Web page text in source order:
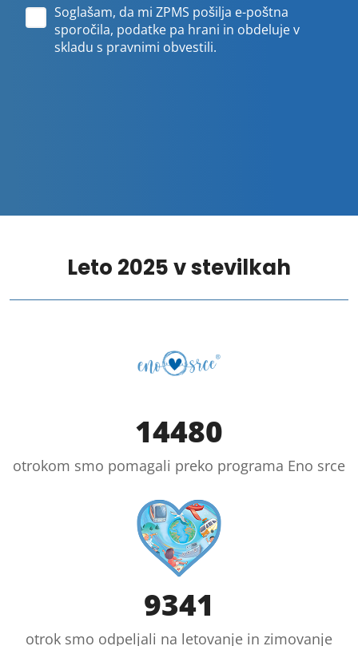
Soglašam, da mi ZPMS pošilja e-poštna
sporočila, podatke pa hrani in obdeluje v
skladu s pravnimi obvestili.
Leto 2025 v stevilkah
14480
otrokom smo pomagali preko programa Eno srce
9341
otrok smo odpeljali na letovanje in zimovanje